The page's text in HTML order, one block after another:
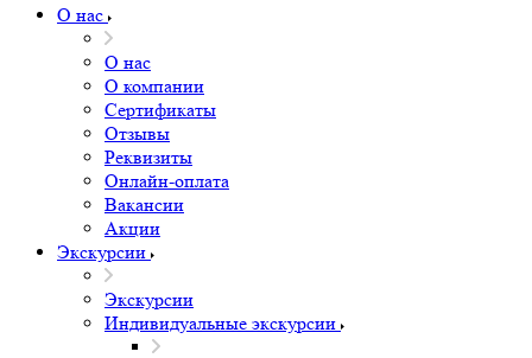
О нас
О нас
О компании
Сертификаты
Отзывы
Реквизиты
Онлайн-оплата
Вакансии
Акции
Экскурсии
Экскурсии
Индивидуальные экскурсии